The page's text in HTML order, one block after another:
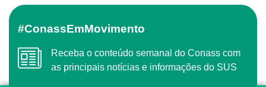
#ConassEmMovimento
Receba o conteúdo semanal do Conass com
as principais notícias e informações do SUS